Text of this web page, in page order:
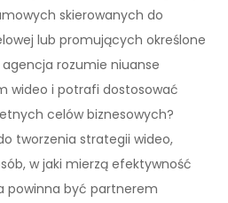
skierowanych do
lub promujących określone
agencja rozumie niuanse
wideo i potrafi dostosować
celów biznesowych?
tworzenia strategii wideo,
w jaki mierzą efektywność
powinna być partnerem